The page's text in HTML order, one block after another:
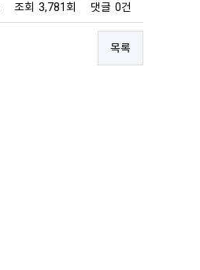
조회 3,781회 댓글 0건
목록